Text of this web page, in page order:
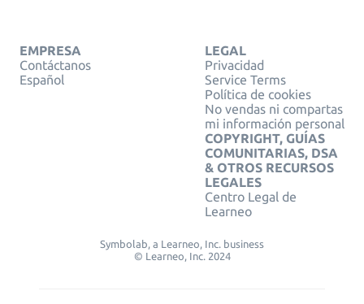
EMPRESA
Contáctanos
Español
LEGAL
Privacidad
Service Terms
Política de cookies
No vendas ni compartas
mi información personal
COPYRIGHT, GUÍAS
COMUNITARIAS, DSA
& OTROS RECURSOS
LEGALES
Centro Legal de
Learneo
Symbolab, a Learneo, Inc. business
© Learneo, Inc. 2024